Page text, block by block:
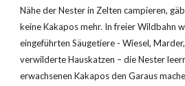
Nähe der Nester in Zelten campieren,
keine Kakapos mehr. In freier Wildbahn
eingeführten Säugetiere - Wiesel,
verwilderte Hauskatzen – die Nester
erwachsenen Kakapos den Garaus